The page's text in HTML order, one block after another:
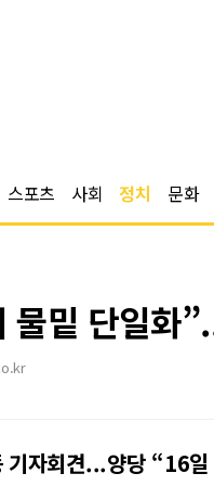
스포츠 사회 정치 문화
밑 단일화
기자회견...양당 “16